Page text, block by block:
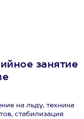
занятие
на льду, техника
стабилизация